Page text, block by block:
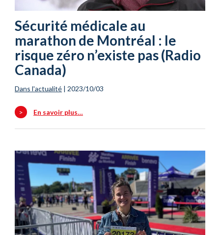
Sécurité médicale au
marathon de Montréal : le
risque zéro n’existe pas (Radio
Canada)
Dans l'actualité | 2023/10/03
> En savoir plus…